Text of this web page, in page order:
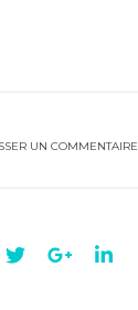
UN COMMENTAIRE